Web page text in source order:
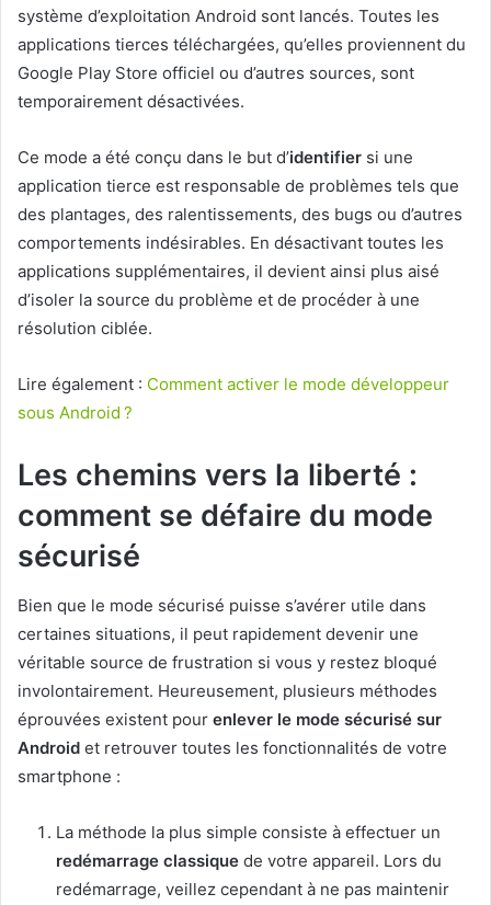
système d’exploitation Android sont lancés. Toutes les
applications tierces téléchargées, qu’elles proviennent du
Google Play Store officiel ou d’autres sources, sont
temporairement désactivées.
Ce mode a été conçu dans le but d’identifier si une
application tierce est responsable de problèmes tels que
des plantages, des ralentissements, des bugs ou d’autres
comportements indésirables. En désactivant toutes les
applications supplémentaires, il devient ainsi plus aisé
d’isoler la source du problème et de procéder à une
résolution ciblée.
Lire également : Comment activer le mode développeur
sous Android ?
Les chemins vers la liberté :
comment se défaire du mode
sécurisé
Bien que le mode sécurisé puisse s’avérer utile dans
certaines situations, il peut rapidement devenir une
véritable source de frustration si vous y restez bloqué
involontairement. Heureusement, plusieurs méthodes
éprouvées existent pour enlever le mode sécurisé sur
Android et retrouver toutes les fonctionnalités de votre
smartphone :
La méthode la plus simple consiste à effectuer un
redémarrage classique de votre appareil. Lors du
redémarrage, veillez cependant à ne pas maintenir